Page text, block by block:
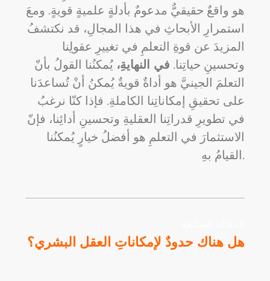
هو واقعٌ حقيقيٌّ مدعومٌ بأدلةٍ علميةٍ قويةٍ. ومعَ
استمرارِ الأبحاثِ في هذا المجالِ، قد نكتشفُ
المزيدَ عن قوةِ التعلمِ في تغييرِ عقولِنا
وتحسينِ حياتِنا. في النهايةِ، يُمكنُنا القولُ بأنّ
التعلمَ الجينيَّ هو أداةٌ قويةٌ يُمكنُ أنْ تُساعدَنا
على تحقيقِ إمكاناتِنا الكاملةِ. فإذا كنّا نرغبُ
في تطويرِ قدراتِنا العقليةِ وتحسينِ أدائِنا، فإنّ
الاستثمارَ في التعلمِ هو أفضلُ خيارٍ يُمكنُنا
القيامُ بهِ.
هل هناك حدودٌ لإمكاناتِ العقل البشري؟